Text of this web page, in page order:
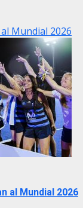
Mundial 2026
al Mundial 2026